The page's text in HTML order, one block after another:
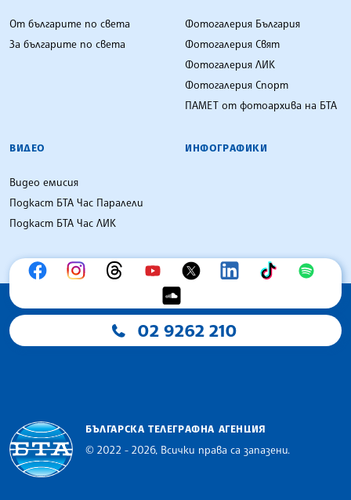
От българите по света
За българите по света
Фотогалерия България
Фотогалерия Свят
Фотогалерия ЛИК
Фотогалерия Спорт
ПАМЕТ от фотоархива на БТА
ВИДЕО
Видео емисия
Подкаст БТА Час Паралели
Подкаст БТА Час ЛИК
ИНФОГРАФИКИ
02 9262 210
БЪЛГАРСКА ТЕЛЕГРАФНА АГЕНЦИЯ
© 2022 - 2026, Всички права са запазени.